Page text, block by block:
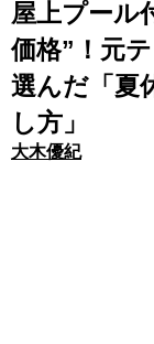
屋上プール
価格”！元
選んだ「夏
し方」
大木優紀